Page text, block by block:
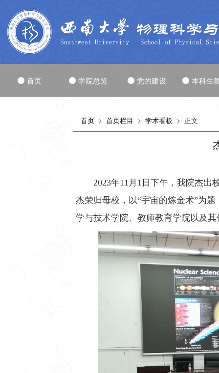
首页 学院总览 党的建设 本科生
首页 > 首页栏目 > 学术看板 > 正文
2023年11 月 1 日下午，我院杰出
杰荣归母校，以“宇宙的炼金术”为
学与技术学院、教师教育学院以及